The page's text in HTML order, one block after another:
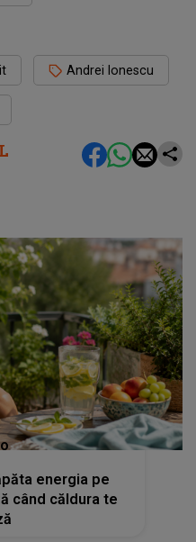
Andrei Ionescu
energia pe
când căldura te